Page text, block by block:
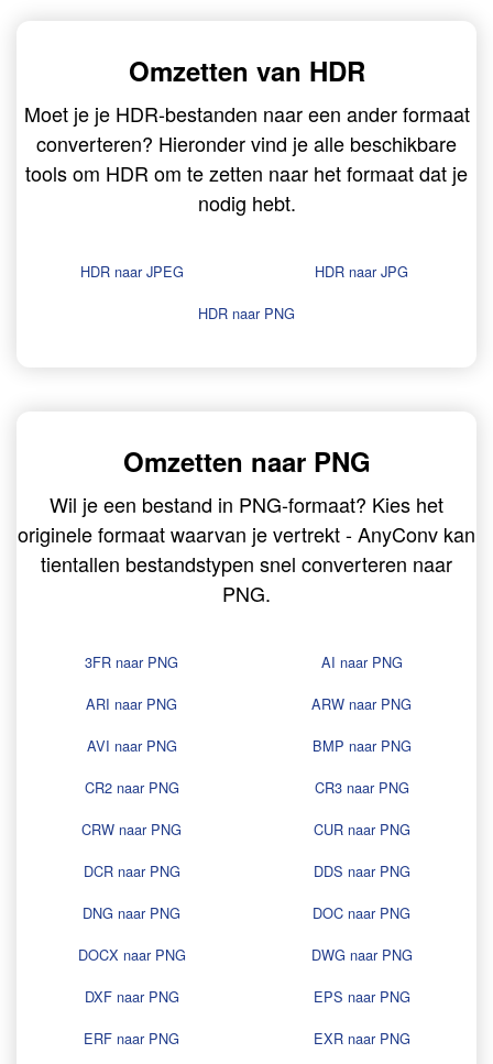
Omzetten van HDR
Moet je je HDR-bestanden naar een ander formaat
converteren? Hieronder vind je alle beschikbare
tools om HDR om te zetten naar het formaat dat je
nodig hebt.
HDR naar JPEG
HDR naar JPG
HDR naar PNG
Omzetten naar PNG
Wil je een bestand in PNG-formaat? Kies het
originele formaat waarvan je vertrekt - AnyConv kan
tientallen bestandstypen snel converteren naar
PNG.
3FR naar PNG
AI naar PNG
ARI naar PNG
ARW naar PNG
AVI naar PNG
BMP naar PNG
CR2 naar PNG
CR3 naar PNG
CRW naar PNG
CUR naar PNG
DCR naar PNG
DDS naar PNG
DNG naar PNG
DOC naar PNG
DOCX naar PNG
DWG naar PNG
DXF naar PNG
EPS naar PNG
ERF naar PNG
EXR naar PNG